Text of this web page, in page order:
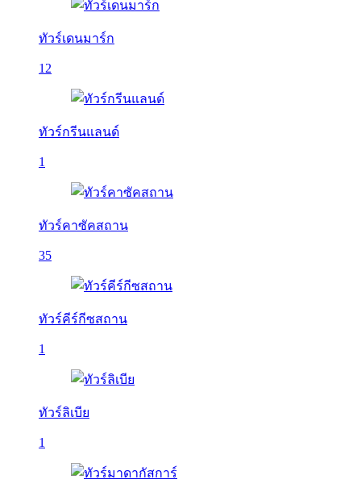
ทัวร์เดนมาร์ก
12
ทัวร์กรีนแลนด์
1
ทัวร์คาซัคสถาน
35
ทัวร์คีร์กีซสถาน
1
ทัวร์ลิเบีย
1